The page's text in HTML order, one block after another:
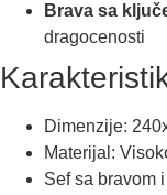
Brava sa
dragocenosti
Dimenzije:
Materijal:
Sef sa bravom